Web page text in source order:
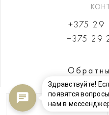
+375 29
+375 29
Здравствуйте!
появятся
нам в